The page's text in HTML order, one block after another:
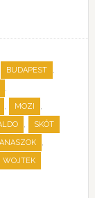
BUDAPEST ,
,
, MOZI ,
, SKÓT
,
WOJTEK